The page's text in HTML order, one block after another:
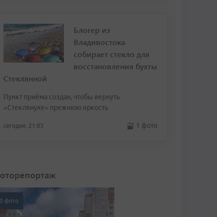
Блогер из
Владивостока
собирает стекло для
восстановления бухты
Стеклянной
Пункт приёма создан, чтобы вернуть
«Стеклянухе» прежнюю яркость
сегодня, 21:03 1 фото
фото